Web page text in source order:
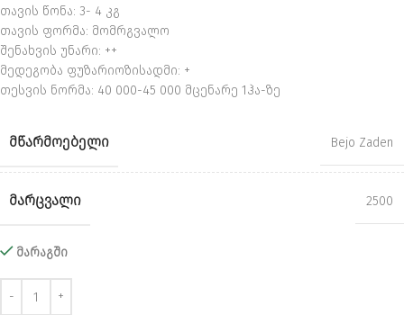
თავის წონა: 3- 4 კგ
თავის ფორმა: მომრგვალო
შენახვის უნარი: ++
მედეგობა ფუზარიოზისადმი: +
თესვის ნორმა: 40 000-45 000 მცენარე 1ჰა-ზე
ᲛᲬᲐᲠᲛᲝᲔᲑᲔᲚᲘ Bejo Zaden
ᲛᲐᲠᲪᲕᲐᲚᲘ 2500
მარაგში